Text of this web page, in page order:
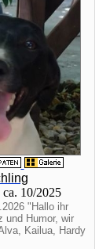
10/2025
"Hallo ihr
und Humor, wir
Kailua, Hardy